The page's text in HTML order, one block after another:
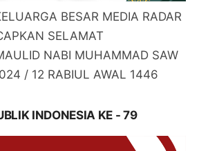
BESAR MEDIA RADAR
SELAMAT
NABI MUHAMMAD SAW
/ 12 RABIUL AWAL 1446
INDONESIA KE - 79